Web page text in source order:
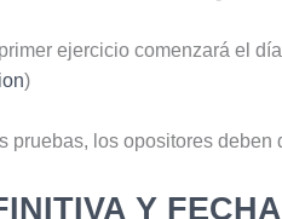
ejercicio comenzará el
)
pruebas, los opositores
Y